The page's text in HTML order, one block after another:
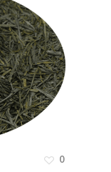
0